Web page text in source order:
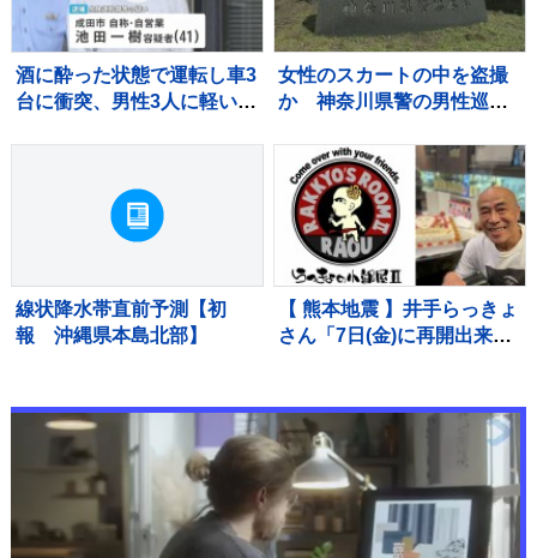
酒に酔った状態で運転し車3
台に衝突、男性3人に軽いけ
女性のスカートの中を盗撮
か 神奈川県警の男性巡査
「約2、3年前から盗撮」容
疑認める 男性は依願退職
線状降水帯直前予測【初
報 沖縄県本島北部】
【 熊本地震 】井手らっきょ
さん「7日(金)に再開出来ま